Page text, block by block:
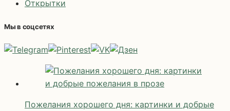
Открытки
Мы в соцсетях
Пожелания хорошего дня: картинки и добрые